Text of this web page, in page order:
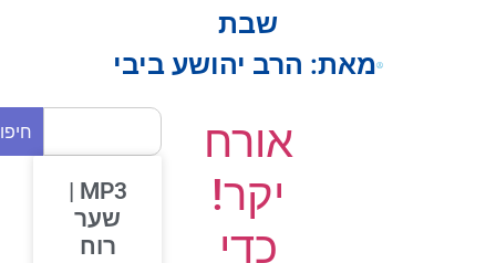
שבת
מאת:הרב יהושע ביבי
אורח
יקר!
כדי
חיפוש
MP3 |
שער
רוח